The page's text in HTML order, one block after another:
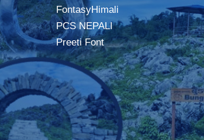
FontasyHimali
PCS NEPALI
Preeti Font